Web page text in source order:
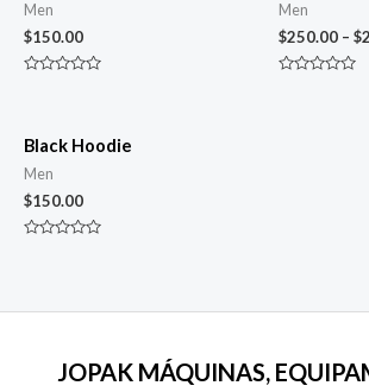
Men
$150.00
Men
$250.00 – $
Black Hoodie
Men
$150.00
JOPAK MÁQUINAS,